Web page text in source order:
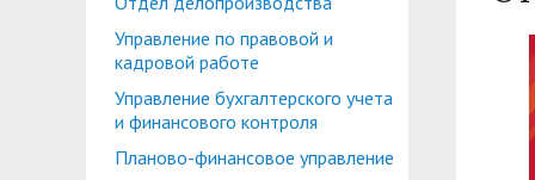
Планово-финансовое управление
Координационный центр
Противодействие коррупции
Охрана труда
Центр карьеры
Консультационный центр поддержки
Учебно-тренинговый центр
Центр тестирования иностранных граждан
Управление по правовой и
кадровой работе
Управление бухгалтерского учета
и финансового контроля
Планово-финансовое управление